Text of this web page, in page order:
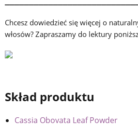
Chcesz dowiedzieć się więcej o
włosów? Zapraszamy do lektury
Skład produktu
Cassia Obovata Leaf Powder